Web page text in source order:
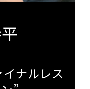
ナルレス